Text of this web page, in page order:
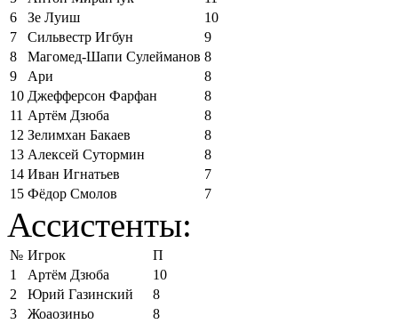
6
Зе Луиш
10
7
Сильвестр Игбун
9
8
Магомед-Шапи Сулейманов 8
9
Ари
8
10 Джефферсон Фарфан
8
11 Артём Дзюба
8
12 Зелимхан Бакаев
8
13 Алексей Сутормин
8
14 Иван Игнатьев
7
15 Фёдор Смолов 7
Ассистенты:
№ Игрок
П
1
Артём Дзюба
10
2
Юрий Газинский
8
3
Жоаозиньо
8